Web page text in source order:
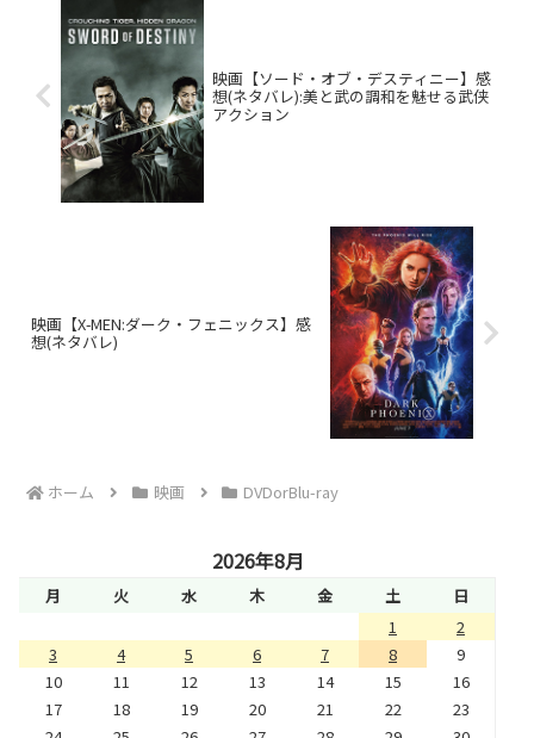
映画【ソード・オブ・デスティニー】感
想(ネタバレ):美と武の調和を魅せる武侠
アクション
映画【X-MEN:ダーク・フェニックス】感
想(ネタバレ)
ホーム 映画 DVDorBlu-ray
2026年8月
月 火 水 木 金 土
日
1
2
3
4 5 6 7 8
9
10
11 12 13 14 15
16
17
18 19 20 21 22
23